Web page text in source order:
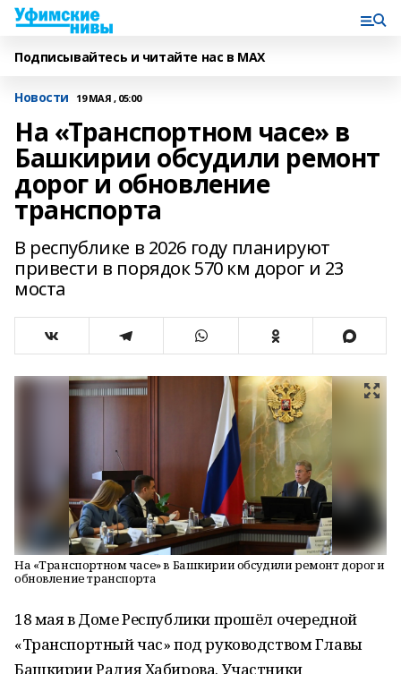
Подписывайтесь и читайте нас в MAX
Новости 19 МАЯ , 05:00
На «Транспортном часе» в
Башкирии обсудили ремонт
дорог и обновление
транспорта
В республике в 2026 году планируют
привести в порядок 570 км дорог и 23
моста
На «Транспортном часе» в Башкирии обсудили ремонт дорог и
обновление транспорта
18 мая в Доме Республики прошёл очередной
«Транспортный час» под руководством Главы
Башкирии Радия Хабирова. Участники